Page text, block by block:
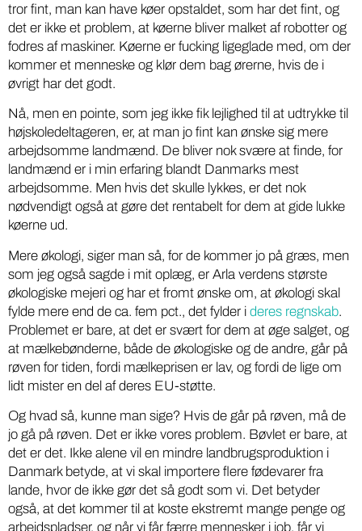
tror fint, man kan have køer opstaldet, som har det fint, og
det er ikke et problem, at køerne bliver malket af robotter og
fodres af maskiner. Køerne er fucking ligeglade med, om der
kommer et menneske og klør dem bag ørerne, hvis de i
øvrigt har det godt.
Nå, men en pointe, som jeg ikke fik lejlighed til at udtrykke til
højskoledeltageren, er, at man jo fint kan ønske sig mere
arbejdsomme landmænd. De bliver nok svære at finde, for
landmænd er i min erfaring blandt Danmarks mest
arbejdsomme. Men hvis det skulle lykkes, er det nok
nødvendigt også at gøre det rentabelt for dem at gide lukke
køerne ud.
Mere økologi, siger man så, for de kommer jo på græs, men
som jeg også sagde i mit oplæg, er Arla verdens største
økologiske mejeri og har et fromt ønske om, at økologi skal
fylde mere end de ca. fem pct., det fylder i deres regnskab.
Problemet er bare, at det er svært for dem at øge salget, og
at mælkebønderne, både de økologiske og de andre, går på
røven for tiden, fordi mælkeprisen er lav, og fordi de lige om
lidt mister en del af deres EU-støtte.
Og hvad så, kunne man sige? Hvis de går på røven, må de
jo gå på røven. Det er ikke vores problem. Bøvlet er bare, at
det er det. Ikke alene vil en mindre landbrugsproduktion i
Danmark betyde, at vi skal importere flere fødevarer fra
lande, hvor de ikke gør det så godt som vi. Det betyder
også, at det kommer til at koste ekstremt mange penge og
arbejdspladser, og når vi får færre mennesker i job, får vi